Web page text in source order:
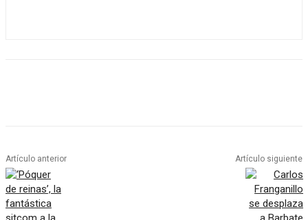
Artículo anterior Artículo siguiente